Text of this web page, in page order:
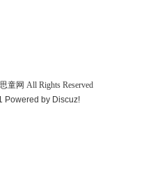
思童网 All Rights Reserved
Powered by Discuz!